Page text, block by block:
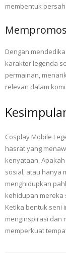
membentuk
Dengan
karakter legenda
permainan,
relevan dalam
Cosplay Mobile
hasrat yang
kenyataan.
sosial, atau hanya
menghidupkan
kehidupan mereka
Ketika bentuk seni
menginspirasi dan
memperkuat